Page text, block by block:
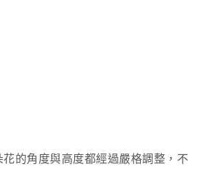
的角度與高度都經過嚴格調整，不